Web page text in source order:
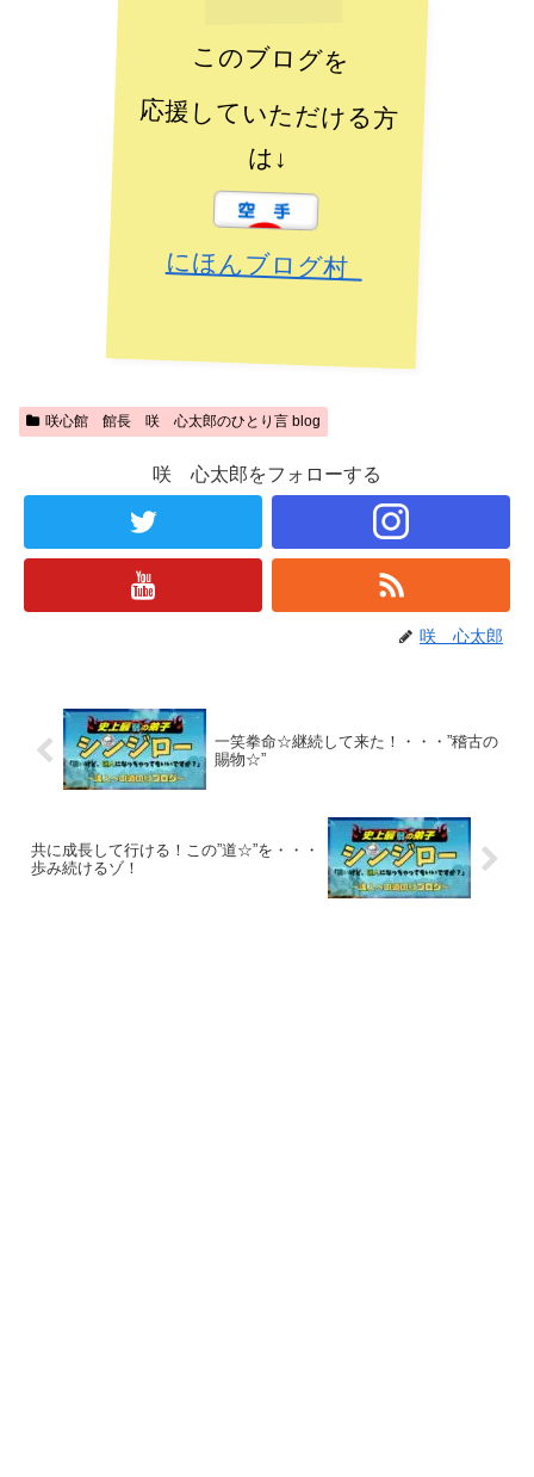
このブログを
応援していただける方
は↓
にほんブログ村
咲心館 館長 咲 心太郎のひとり言 blog
咲 心太郎をフォローする
咲 心太郎
一笑拳命☆継続して来た！・・・”稽古の
賜物☆”
共に成長して行ける！この”道☆”を・・・
歩み続けるゾ！